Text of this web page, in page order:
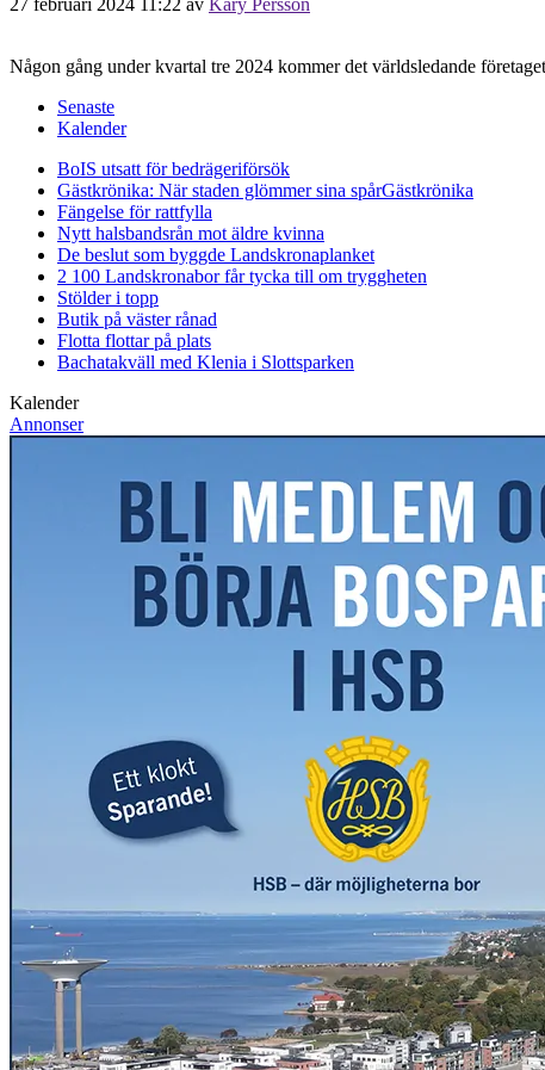
Någon gång under kvartal tre 2024 kommer det världsledande
Senaste
Kalender
BoIS utsatt för bedrägeriförsök
Gästkrönika: När staden glömmer sina spårGästkrönika
Fängelse för rattfylla
Nytt halsbandsrån mot äldre kvinna
De beslut som byggde Landskronaplanket
2 100 Landskronabor får tycka till om tryggheten
Stölder i topp
Butik på väster rånad
Flotta flottar på plats
Bachatakväll med Klenia i Slottsparken
Kalender
Annonser